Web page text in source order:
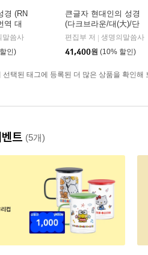
경 (RN
역 대
달 색
크네
말씀사
인)
큰글자 현대인의 성경
(다크브라운/대(大)/단
본/색인/천연우피)
편집부 저
생명의말씀사
41,400원 (10% 할인)
선택된 태그에 등록된 더 많은 상품을 확인해
트 (5개)